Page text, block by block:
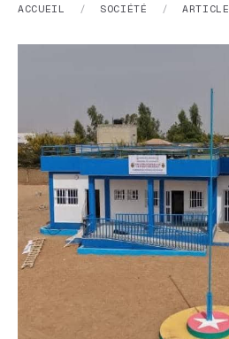
ACCUEIL / SOCIÉTÉ / ARTICLE